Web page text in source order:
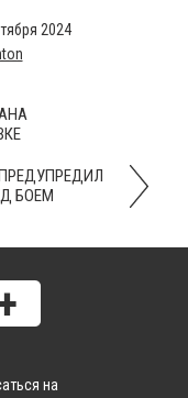
2024
БОЕМ
на